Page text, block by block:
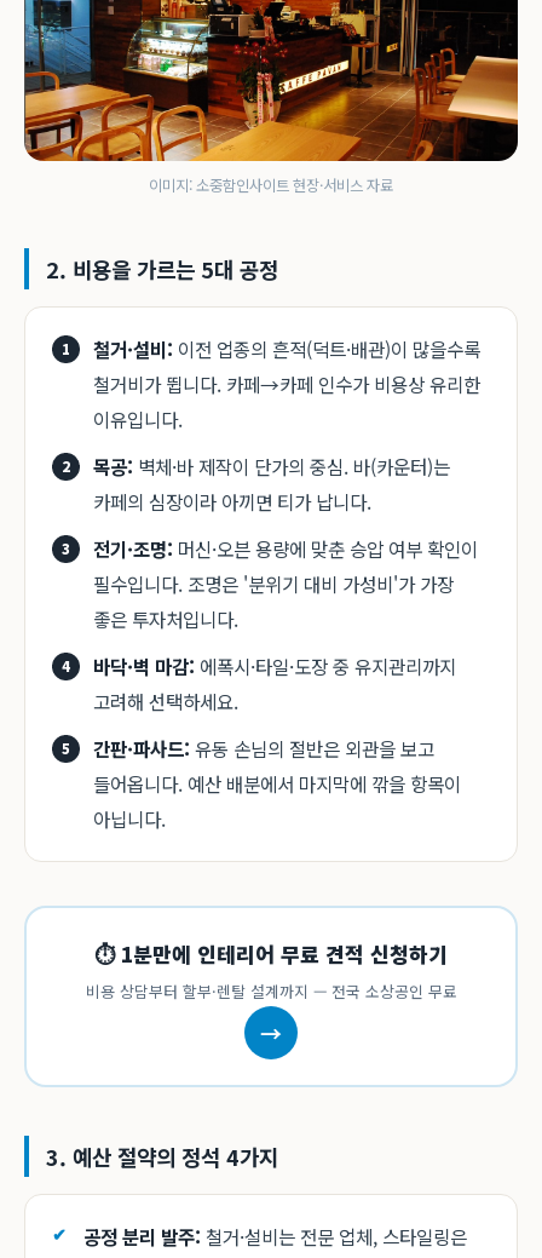
이미지: 소중함인사이트 현장·서비스 자료
2. 비용을 가르는 5대 공정
철거·설비: 이전 업종의 흔적(덕트·배관)이 많을수록
철거비가 뜁니다. 카페→카페 인수가 비용상 유리한
이유입니다.
목공: 벽체·바 제작이 단가의 중심. 바(카운터)는
카페의 심장이라 아끼면 티가 납니다.
전기·조명: 머신·오븐 용량에 맞춘 승압 여부 확인이
필수입니다. 조명은 '분위기 대비 가성비'가 가장
좋은 투자처입니다.
바닥·벽 마감: 에폭시·타일·도장 중 유지관리까지
고려해 선택하세요.
간판·파사드: 유동 손님의 절반은 외관을 보고
들어옵니다. 예산 배분에서 마지막에 깎을 항목이
아닙니다.
⏱ 1분만에 인테리어 무료 견적 신청하기
비용 상담부터 할부·렌탈 설계까지 — 전국 소상공인 무료
→
3. 예산 절약의 정석 4가지
공정 분리 발주: 철거·설비는 전문 업체, 스타일링은